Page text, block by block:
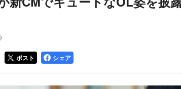
ポスト シェア